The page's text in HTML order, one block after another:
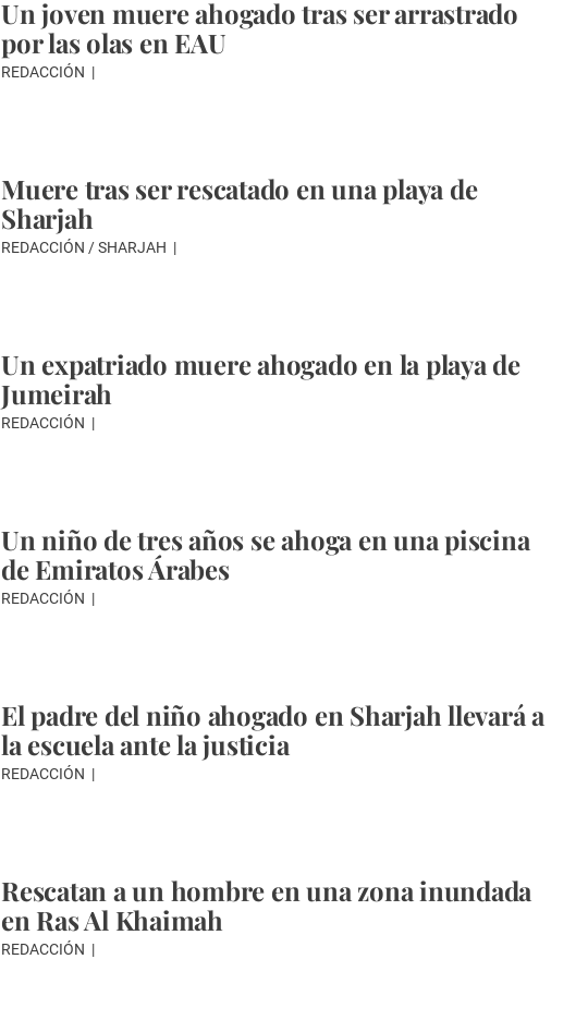
Un joven muere ahogado tras ser arrastrado
por las olas en EAU
REDACCIÓN
Muere tras ser rescatado en una playa de
Sharjah
REDACCIÓN / SHARJAH
Un expatriado muere ahogado en la playa de
Jumeirah
REDACCIÓN
Un niño de tres años se ahoga en una piscina
de Emiratos Árabes
REDACCIÓN
El padre del niño ahogado en Sharjah llevará a
la escuela ante la justicia
REDACCIÓN
Rescatan a un hombre en una zona inundada
en Ras Al Khaimah
REDACCIÓN